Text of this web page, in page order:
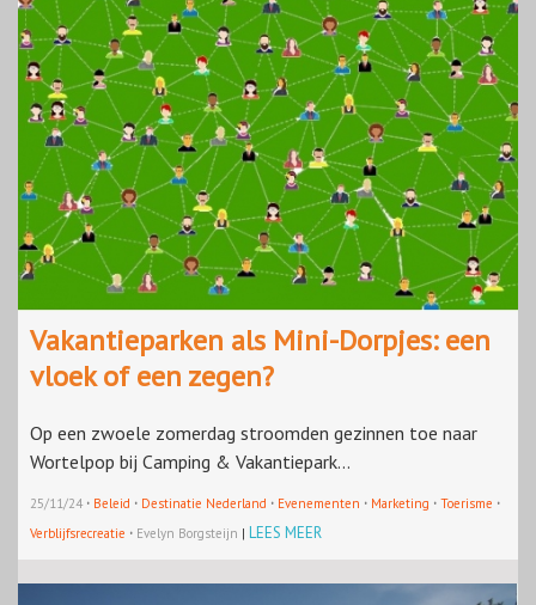
Vakantieparken als Mini-Dorpjes: een
vloek of een zegen?
Op een zwoele zomerdag stroomden gezinnen toe naar
Wortelpop bij Camping & Vakantiepark...
25/11/24 · Beleid · Destinatie Nederland · Evenementen · Marketing · Toerisme ·
Verblijfsrecreatie · Evelyn Borgsteijn | LEES MEER